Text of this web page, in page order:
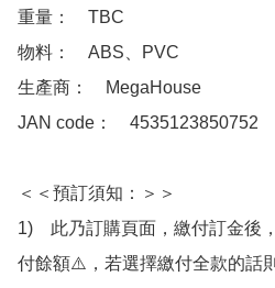
重量：　TBC
物料：　ABS、PVC
生產商：　MegaHouse
JAN code：　4535123850752
＜＜預訂須知：＞＞
1)　此乃訂購頁面，繳付訂金後
付餘額⚠️，若選擇繳付全款的話